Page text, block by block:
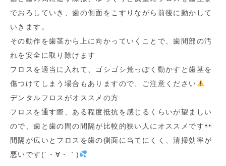
でおろしていき、歯の側面をこすりながら前後に動かして
いきます。
その動作を歯茎から上に向かっていくことで、歯間部の汚
れを安全に取り除けます
フロスを適当に入れて、ゴシゴシ荒っぽく動かすと歯茎を
傷つけてしまう場合もありますので、ご注意ください
デンタルフロスがオススメの方
フロスを通す際、ある程度抵抗を感じるくらいが望ましい
ので、歯と歯の間の間隔が比較的狭い人にオススメです
間隔が広いとフロスを歯の側面に当てにくく、清掃効率が
悪いです(´・∀・｀)